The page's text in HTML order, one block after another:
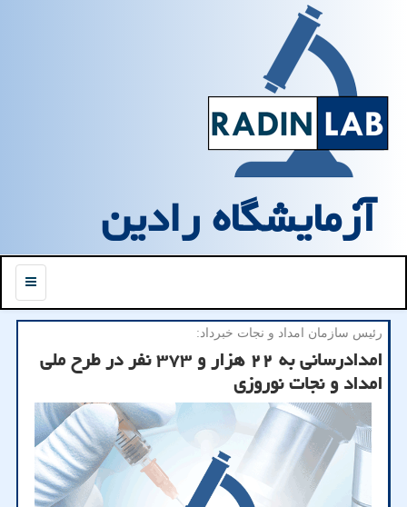
آزمایشگاه رادین
منو
رئیس سازمان امداد و نجات خبرداد:
امدادرسانی به ۲۲ هزار و ۳۷۳ نفر در طرح ملی
امداد و نجات نوروزی